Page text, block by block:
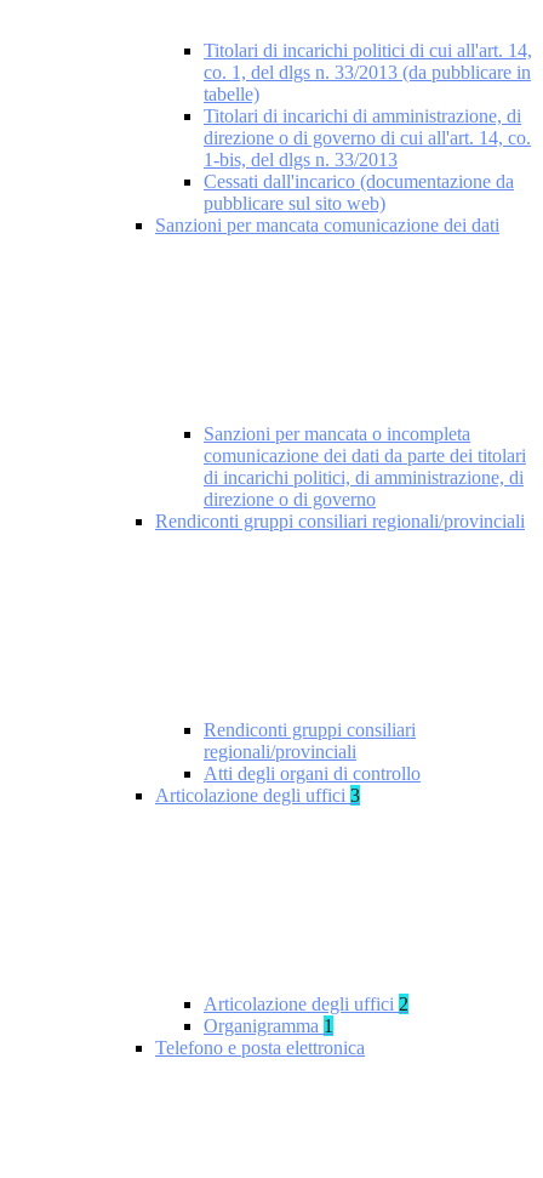
Titolari di incarichi politici di cui all'art. 14,
co. 1, del dlgs n. 33/2013 (da pubblicare in
tabelle)
Titolari di incarichi di amministrazione, di
direzione o di governo di cui all'art. 14, co.
1-bis, del dlgs n. 33/2013
Cessati dall'incarico (documentazione da
pubblicare sul sito web)
Sanzioni per mancata comunicazione dei dati
Sanzioni per mancata o incompleta
comunicazione dei dati da parte dei titolari
di incarichi politici, di amministrazione, di
direzione o di governo
Rendiconti gruppi consiliari regionali/provinciali
Rendiconti gruppi consiliari
regionali/provinciali
Atti degli organi di controllo
Articolazione degli uffici 3
Articolazione degli uffici 2
Organigramma 1
Telefono e posta elettronica